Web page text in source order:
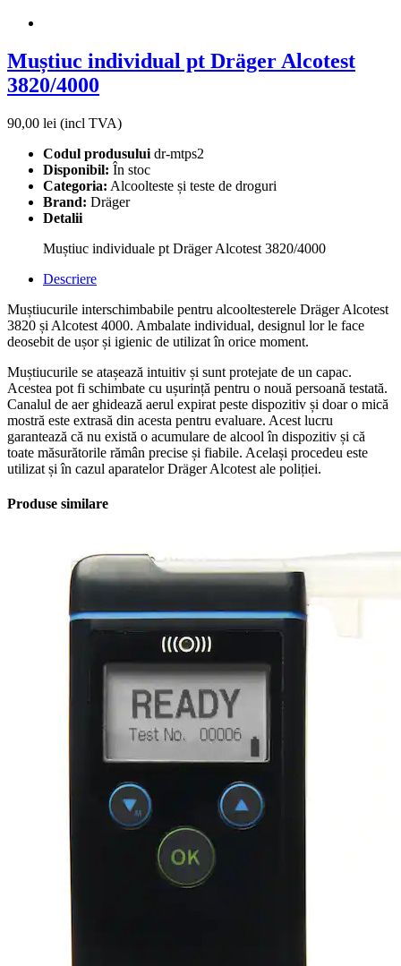
Muștiuc individual pt Dräger Alcotest
3820/4000
90,00 lei (incl TVA)
Codul produsului dr-mtps2
Disponibil: În stoc
Categoria: Alcoolteste și teste de droguri
Brand: Dräger
Detalii
Muștiuc individuale pt Dräger Alcotest 3820/4000
Descriere
Muștiucurile interschimbabile pentru alcooltesterele Dräger Alcotest
3820 și Alcotest 4000. Ambalate individual, designul lor le face
deosebit de ușor și igienic de utilizat în orice moment.
Muștiucurile se atașează intuitiv și sunt protejate de un capac.
Acestea pot fi schimbate cu ușurință pentru o nouă persoană testată.
Canalul de aer ghidează aerul expirat peste dispozitiv și doar o mică
mostră este extrasă din acesta pentru evaluare. Acest lucru
garantează că nu există o acumulare de alcool în dispozitiv și că
toate măsurătorile rămân precise și fiabile. Același procedeu este
utilizat și în cazul aparatelor Dräger Alcotest ale poliției.
Produse similare